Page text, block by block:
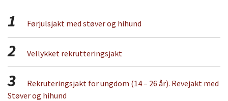
1 Førjulsjakt med støver og hihund
2 Vellykket rekrutteringsjakt
3
Rekruteringsjakt for ungdom (14 – 26 år). Revejakt med
Støver og hihund